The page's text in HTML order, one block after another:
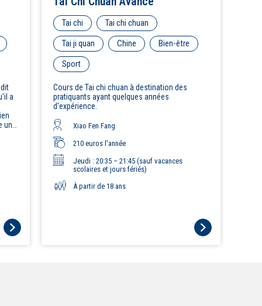
a
Tai chi
Tai chi chuan
Tai ji quan
Chine
Bien-être
Sport
Cours de Tai chi chuan à destination des
pratiquants ayant quelques années
d'expérience.
Xiao Fen Fang
210 euros l'année
Jeudi : 20:35 – 21:45 (sauf vacances
scolaires et jours fériés)
À partir de 18 ans